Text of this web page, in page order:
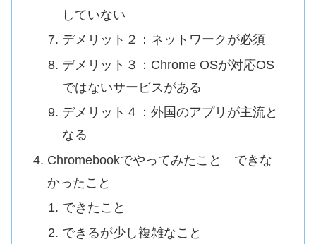
していない
デメリット２：ネットワークが必須
デメリット３：Chrome OSが対応OS
ではないサービスがある
デメリット４：外国のアプリが主流と
なる
Chromebookでやってみたこと できな
かったこと
できたこと
できるが少し複雑なこと